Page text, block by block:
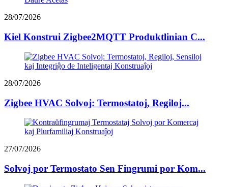
28/07/2026
Kiel Konstrui Zigbee2MQTT Produktlinian C...
28/07/2026
Zigbee HVAC Solvoj: Termostatoj, Regiloj...
27/07/2026
Solvoj por Termostato Sen Fingrumi por Kom...